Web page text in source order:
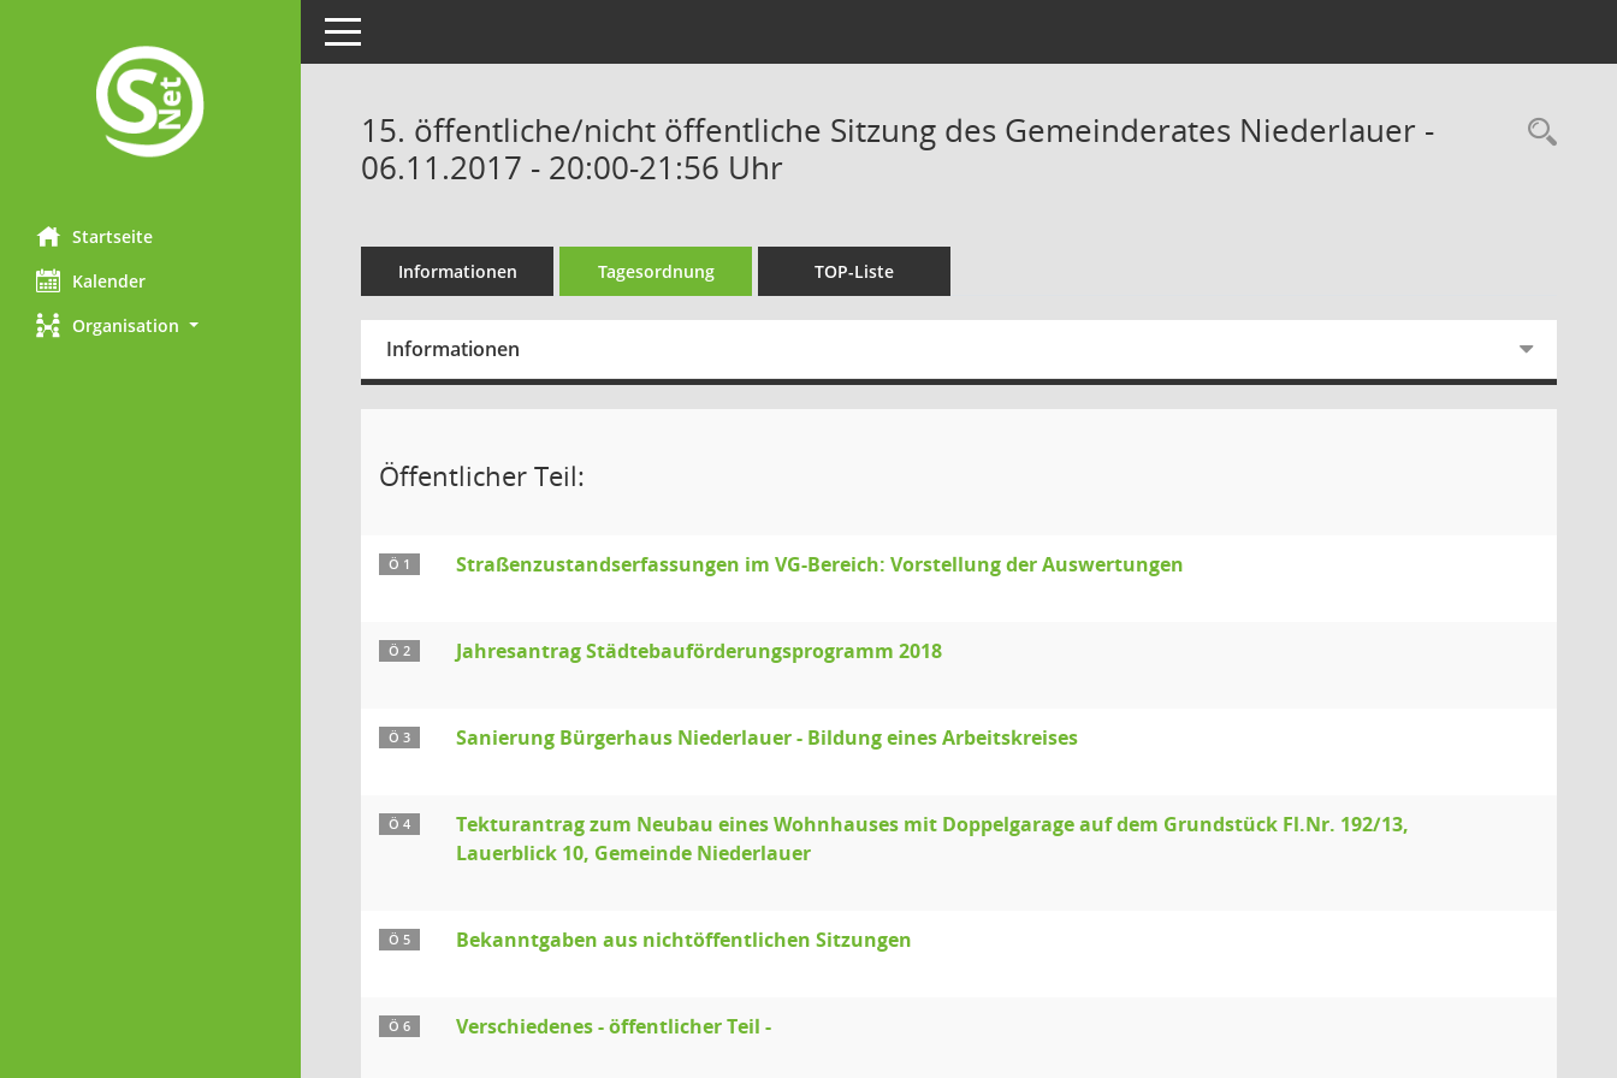
Startseite
Kalender
Organisation
Toggle navigation
15. öffentliche/nicht öffentliche Sitzung des Gemeinderates Niederlauer -
06.11.2017 - 20:00-21:56 Uhr
Informationen Tagesordnung TOP-Liste
Informationen
Öffentlicher Teil:
Ö 1 Straßenzustandserfassungen im VG-Bereich: Vorstellung der Auswertungen
Ö 2 Jahresantrag Städtebauförderungsprogramm 2018
Ö 3 Sanierung Bürgerhaus Niederlauer - Bildung eines Arbeitskreises
Ö 4
Tekturantrag zum Neubau eines Wohnhauses mit Doppelgarage auf dem Grundstück Fl.Nr. 192/13,
Lauerblick 10, Gemeinde Niederlauer
Ö 5 Bekanntgaben aus nichtöffentlichen Sitzungen
Ö 6 Verschiedenes - öffentlicher Teil -